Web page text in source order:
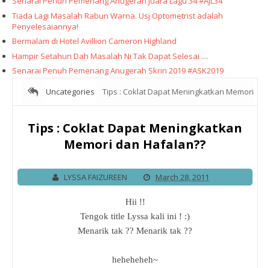
Tiada Lagi Masalah Rabun Warna. Usj Optometrist adalah
Penyelesaiannya!
Bermalam di Hotel Avillion Cameron Highland
Hampir Setahun Dah Masalah Ni Tak Dapat Selesai ....
Senarai Penuh Pemenang Anugerah Skrin 2019 #ASK2019
Uncategories
Tips : Coklat Dapat Meningkatkan Memori
Tips : Coklat Dapat Meningkatkan
Memori dan Hafalan??
LYSSA FAIZUREEN March 28, 2011
Hii !!
Tengok title Lyssa kali ini ! :)
Menarik tak ?? Menarik tak ??
heheheheh~